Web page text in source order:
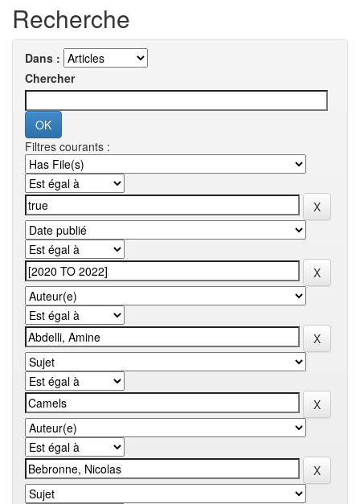
Recherche
Dans :
Chercher
Filtres courants :